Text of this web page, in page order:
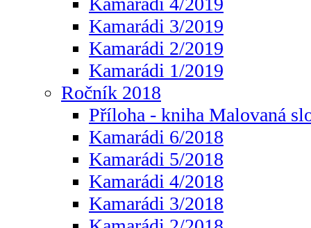
Kamarádi 3/2019
Kamarádi 2/2019
Kamarádi 1/2019
Ročník 2018
Příloha - kniha Malovaná
Kamarádi 6/2018
Kamarádi 5/2018
Kamarádi 4/2018
Kamarádi 3/2018